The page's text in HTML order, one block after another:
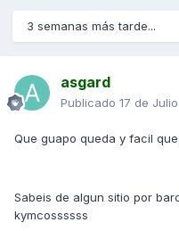
3 semanas más tarde...
asgard
Publicado 17 de
Que guapo queda y facil
Sabeis de algun sitio por
kymcossssss